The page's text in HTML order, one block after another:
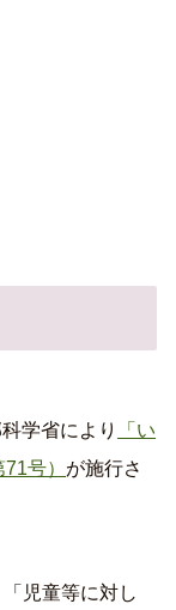
学省により
「い
号） が施行さ
児童等に対し